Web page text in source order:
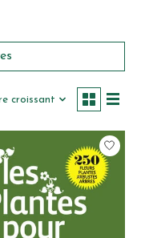
croissant